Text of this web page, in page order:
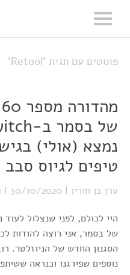
פוסטים עם תגית ‘Retool
’
נמצא (אולי)
טיפים לגיוס סבב B ועוד
ערן בן חורין 30/10/2020
היי לכולם, לפני שנצלול
של בסמר, אני רוצה להודות
הסגנון החדש של הניוזלטר.
נוספים שפירגנו וכנראה